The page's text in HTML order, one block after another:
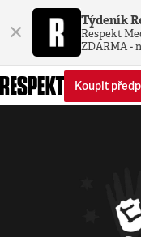
× Týdeník
Respekt
ZDARMA -
Koupit